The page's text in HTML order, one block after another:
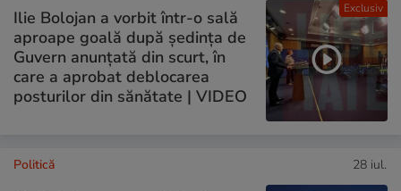
Exclusiv
Ilie Bolojan a vorbit într-o sală
aproape goală după ședința de
Guvern anunțată din scurt, în
care a aprobat deblocarea
posturilor din sănătate | VIDEO
Politică 28 iul.